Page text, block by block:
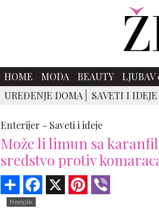
HOME MODA BEAUTY
UREĐENJE DOMA
SAVETI I IDEJE
Enterijer - Saveti i ideje
Može li limun sa
sredstvo protiv
Share Facebook Pinterest
freepik